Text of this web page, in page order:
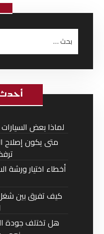
أحدث
لماذا بعض
متى يكون إصلاح
أخطاء اختيار
كيف تفرق بين
هل تختلف جودة